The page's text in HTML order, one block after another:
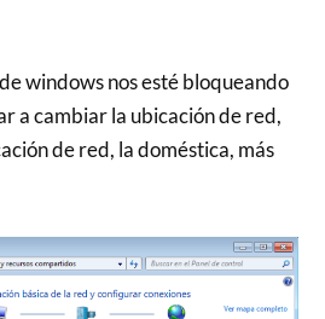
windows nos esté bloqueando
a cambiar la ubicación de red,
de red, la doméstica, más